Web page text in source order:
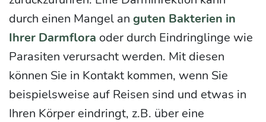
durch einen Mangel an guten Bakterien in
Ihrer Darmflora oder durch Eindringlinge wie
Parasiten verursacht werden. Mit diesen
können Sie in Kontakt kommen, wenn Sie
beispielsweise auf Reisen sind und etwas in
Ihren Körper eindringt, z.B. über eine